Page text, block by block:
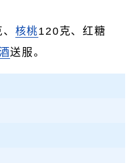
核桃120克、红糖
送服。